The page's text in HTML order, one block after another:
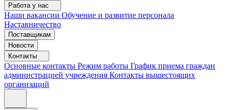
Работа у нас
Наши вакансии Обучение и развитие персонала
Наставничество
Поставщикам
Новости
Контакты
Основные контакты Режим работы График приема граждан
администрацией учреждения Контакты вышестоящих
организаций